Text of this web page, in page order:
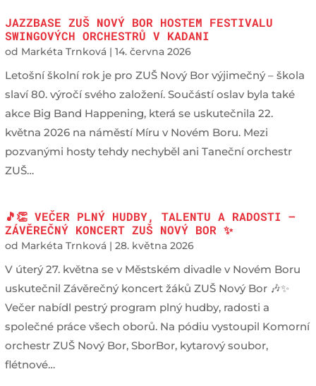
JAZZBASE ZUŠ NOVÝ BOR HOSTEM FESTIVALU
SWINGOVÝCH ORCHESTRŮ V KADANI
od Markéta Trnková| 14. června 2026
Letošní školní rok je pro ZUŠ Nový Bor výjimečný – škola
slaví 80. výročí svého založení. Součástí oslav byla také
akce Big Band Happening, která se uskutečnila 22.
května 2026 na náměstí Míru v Novém Boru. Mezi
pozvanými hosty tehdy nechyběl ani Taneční orchestr
ZUŠ…
🎵👏 VEČER PLNÝ HUDBY, TALENTU A RADOSTI —
ZÁVĚREČNÝ KONCERT ZUŠ NOVÝ BOR ✨
od Markéta Trnková| 28. května 2026
V úterý 27. května se v Městském divadle v Novém Boru
uskutečnil Závěrečný koncert žáků ZUŠ Nový Bor 🎶✨
Večer nabídl pestrý program plný hudby, radosti a
společné práce všech oborů. Na pódiu vystoupil Komorní
orchestr ZUŠ Nový Bor, SborBor, kytarový soubor,
flétnové…